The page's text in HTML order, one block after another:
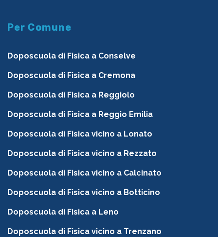
Per Comune
Doposcuola di Fisica a Conselve
Doposcuola di Fisica a Cremona
Doposcuola di Fisica a Reggiolo
Doposcuola di Fisica a Reggio Emilia
Doposcuola di Fisica vicino a Lonato
Doposcuola di Fisica vicino a Rezzato
Doposcuola di Fisica vicino a Calcinato
Doposcuola di Fisica vicino a Botticino
Doposcuola di Fisica a Leno
Doposcuola di Fisica vicino a Trenzano